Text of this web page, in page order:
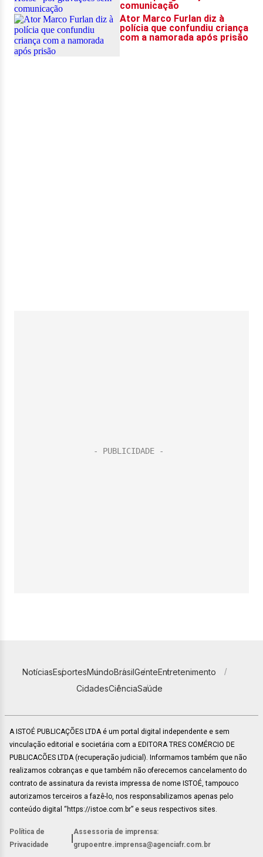
NotíciasEsportesMundoBrasilGenteEntretenimento
CidadesCiênciaSaúde
A ISTOÉ PUBLICAÇÕES LTDA é um portal digital independente e sem
vinculação editorial e societária com a EDITORA TRES COMÉRCIO DE
PUBLICACÕES LTDA (recuperação judicial). Informamos também que não
realizamos cobranças e que também não oferecemos cancelamento do
contrato de assinatura da revista impressa de nome ISTOÉ, tampouco
autorizamos terceiros a fazê-lo, nos responsabilizamos apenas pelo
conteúdo digital “https://istoe.com.br” e seus respectivos sites.
Política de
Privacidade
Assessoria de imprensa:
grupoentre.imprensa@agenciafr.com.br